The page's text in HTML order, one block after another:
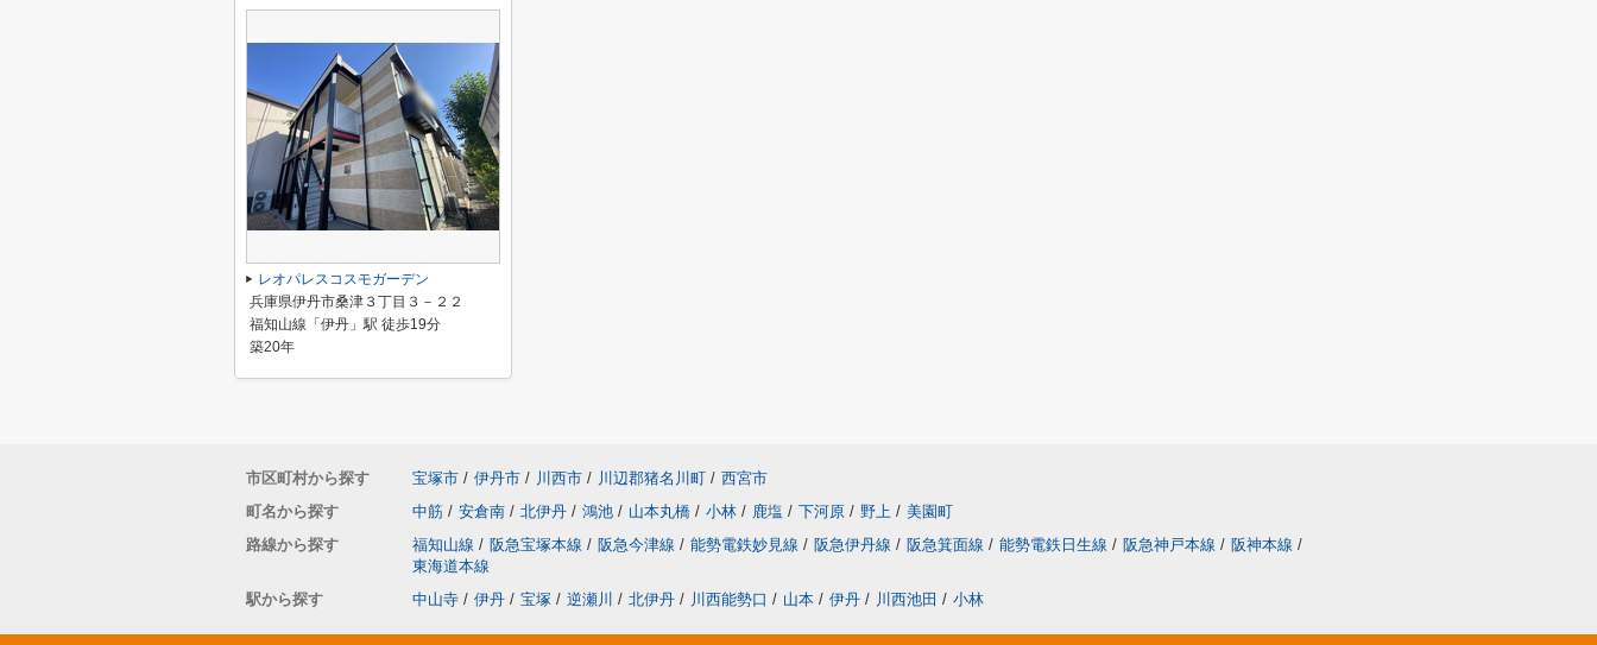
レオパレスコスモガーデン
兵庫県伊丹市桑津３丁目３－２２
福知山線「伊丹」駅 徒歩19分
築20年
市区町村から探す 宝塚市 / 伊丹市 / 川西市 / 川辺郡猪名川町 / 西宮市
町名から探す
中筋 / 安倉南 / 北伊丹 / 鴻池 / 山本丸橋 / 小林 / 鹿塩 / 下河原 / 野上 / 美園町
路線から探す
福知山線 / 阪急宝塚本線 / 阪急今津線 / 能勢電鉄妙見線 / 阪急伊丹線 / 阪急箕面線 / 能勢電鉄日生線 / 阪急神戸本線 / 阪神本線 /
東海道本線
駅から探す
中山寺 / 伊丹 / 宝塚 / 逆瀬川 / 北伊丹 / 川西能勢口 / 山本 / 伊丹 / 川西池田 / 小林